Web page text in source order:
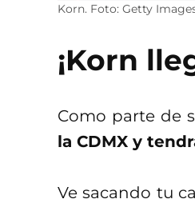
Korn. Foto: Getty
¡Korn
Como parte de
la CDMX y
Ve sacando tu